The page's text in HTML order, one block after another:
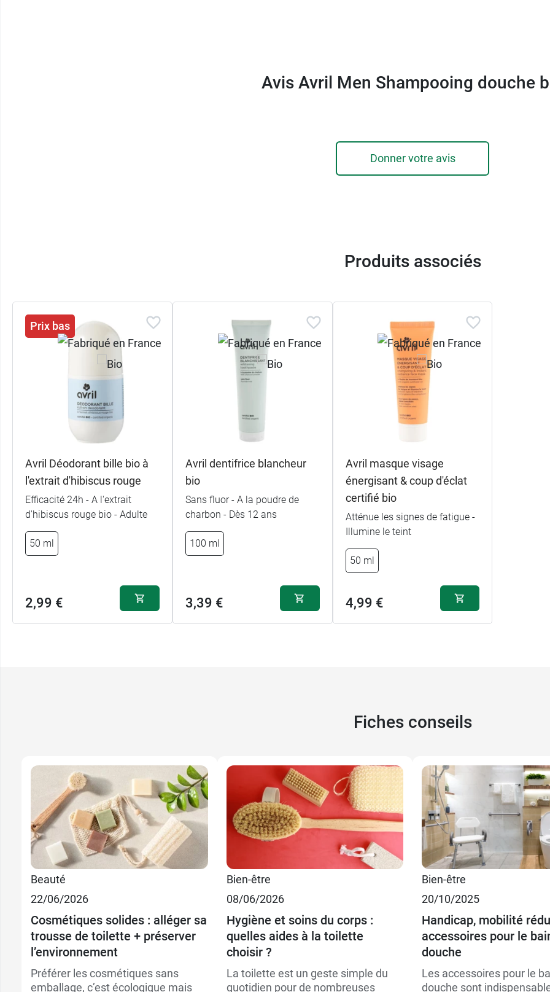
Avis Avril Men Shampooing douche
Donner votre avis
Produits associés
Prix bas
Avril Déodorant bille bio à
l'extrait d'hibiscus rouge
Efficacité 24h - A l'extrait
d'hibiscus rouge bio - Adulte
50 ml
2,99 €
Avril dentifrice blancheur
bio
Sans fluor - A la poudre de
charbon - Dès 12 ans
100 ml
3,39 €
Avril masque visage
énergisant & coup d'éclat
certifié bio
Atténue les signes de fatigue -
Illumine le teint
50 ml
4,99 €
Fiches conseils
Beauté
22/06/2026
Cosmétiques solides : alléger sa
trousse de toilette + préserver
l’environnement
Préférer les cosmétiques sans
emballage, c’est écologique mais
Bien-être
08/06/2026
Hygiène et soins du corps :
quelles aides à la toilette
choisir ?
La toilette est un geste simple du
quotidien pour de nombreuses
Bien-être
20/10/2025
Handicap, mobilité
accessoires pour le
douche
Les accessoires pour le
douche sont